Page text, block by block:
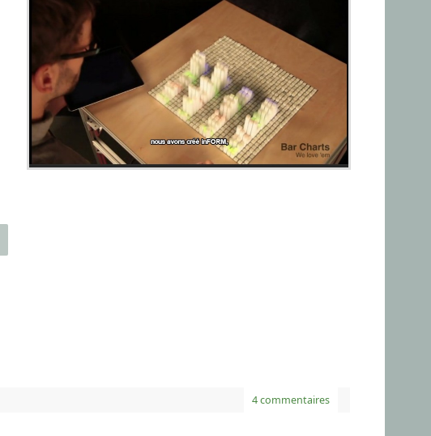
4 commentaires